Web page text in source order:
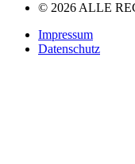
© 2026 ALLE
Impressum
Datenschutz